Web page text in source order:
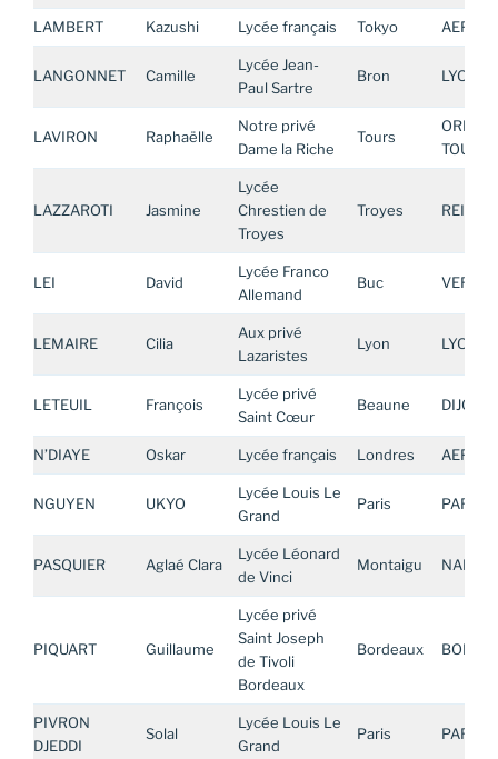
LAMBERT Kazushi Lycée français Tokyo AEFE
LANGONNET Camille
Lycée Jean-
Paul Sartre
Bron LYON
LAVIRON Raphaëlle
Notre privé
Dame la Riche
Tours
TOURS
LAZZAROTI Jasmine
Lycée
Chrestien de
Troyes
Troyes REIMS
LEI David
Lycée Franco
Allemand
Buc
LEMAIRE Cilia
Aux privé
Lazaristes
Lyon LYON
LETEUIL François
Lycée privé
Saint Cœur
Beaune DIJON
N’DIAYE Oskar Lycée français Londres AEFE
NGUYEN UKYO
Lycée Louis Le
Grand
Paris PARIS
PASQUIER Aglaé Clara
Lycée Léonard
de Vinci
Montaigu
PIQUART Guillaume
Lycée privé
Saint Joseph
de Tivoli
Bordeaux
Bordeaux
PIVRON
DJEDDI
Solal
Lycée Louis Le
Grand
Paris PARIS